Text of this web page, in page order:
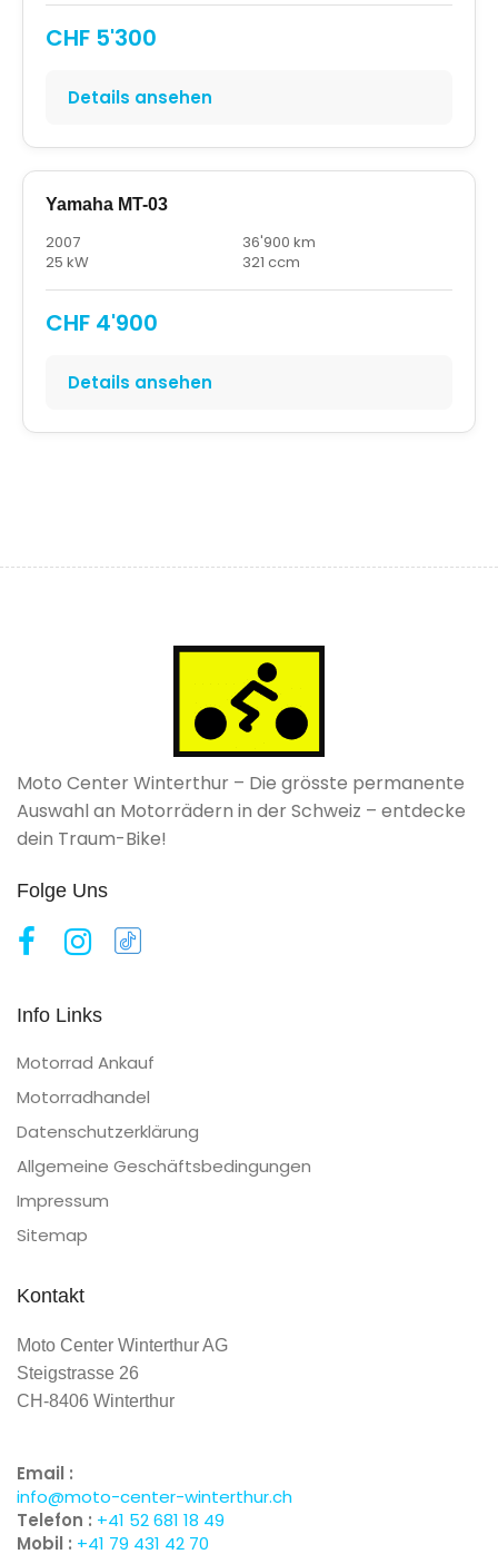
CHF 5'300
Details ansehen
Yamaha MT-03
2007
36'900 km
25 kW
321 ccm
CHF 4'900
Details ansehen
Moto Center Winterthur – Die grösste permanente
Auswahl an Motorrädern in der Schweiz – entdecke
dein Traum-Bike!
Folge Uns
Info Links
Motorrad Ankauf
Motorradhandel
Datenschutzerklärung
Allgemeine Geschäftsbedingungen
Impressum
Sitemap
Kontakt
Moto Center Winterthur AG
Steigstrasse 26
CH-8406 Winterthur
Email :
info@moto-center-winterthur.ch
Telefon : +41 52 681 18 49
Mobil : +41 79 431 42 70